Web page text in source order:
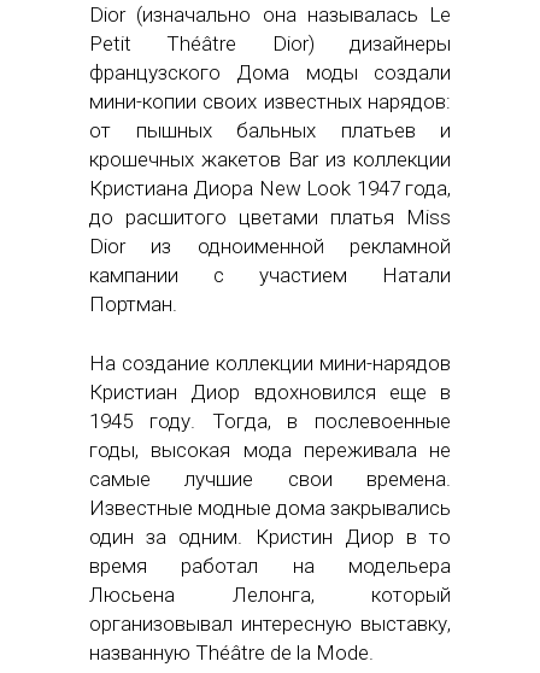
Dior (изначально она называлась Le
Petit Théâtre Dior) дизайнеры
французского Дома моды создали
мини-копии своих известных нарядов:
от пышных бальных платьев и
крошечных жакетов Bar из коллекции
Кристиана Диора New Look 1947 года,
до расшитого цветами платья Miss
Dior из одноименной рекламной
кампании с участием Натали
Портман.
На создание коллекции мини-нарядов
Кристиан Диор вдохновился еще в
1945 году. Тогда, в послевоенные
годы, высокая мода переживала не
самые лучшие свои времена.
Известные модные дома закрывались
один за одним. Кристин Диор в то
время работал на модельера
Люсьена Лелонга, который
организовывал интересную выставку,
названную Théâtre de la Mode.